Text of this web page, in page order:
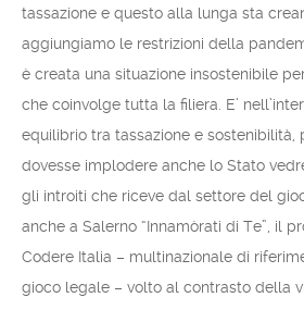
tassazione e questo alla lunga sta
aggiungiamo le restrizioni della
è creata una situazione insostenibile
che coinvolge tutta la filiera. E’
equilibrio tra tassazione e sostenibilità,
dovesse implodere anche lo Stato
gli introiti che riceve dal settore del
anche a Salerno “Innamòrati di Te”, il
Codere Italia – multinazionale di
gioco legale – volto al contrasto della